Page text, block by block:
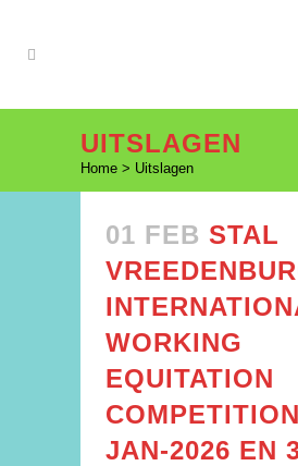
UITSLAGEN
Home > Uitslagen
01 FEB STAL
WORKING
EQUITATION
JAN-2026 EN